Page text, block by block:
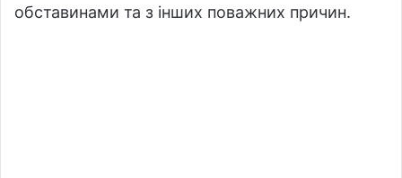
обставинами та з інших поважних причин.